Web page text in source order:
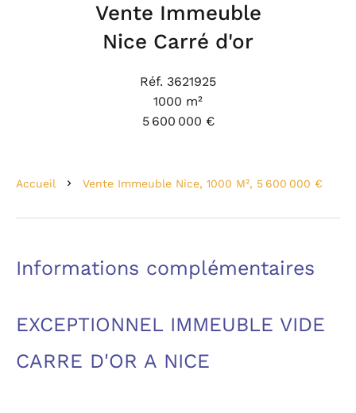
Vente Immeuble
Nice Carré d'or
Réf. 3621925
1000 m²
5 600 000 €
Accueil Vente Immeuble Nice, 1000 M², 5 600 000 €
Informations complémentaires
EXCEPTIONNEL IMMEUBLE VIDE
CARRE D'OR A NICE